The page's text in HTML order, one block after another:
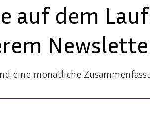
auf dem
eine monatliche